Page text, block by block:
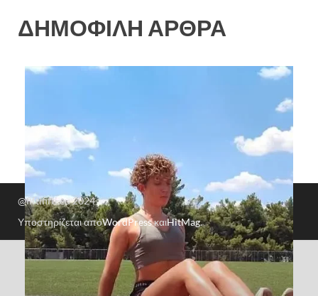
ΔΗΜΟΦΙΛΗ ΑΡΘΡΑ
@fiftififti.eu 2024
Υποστηρίζεται απόWordPressκαιHitMag.